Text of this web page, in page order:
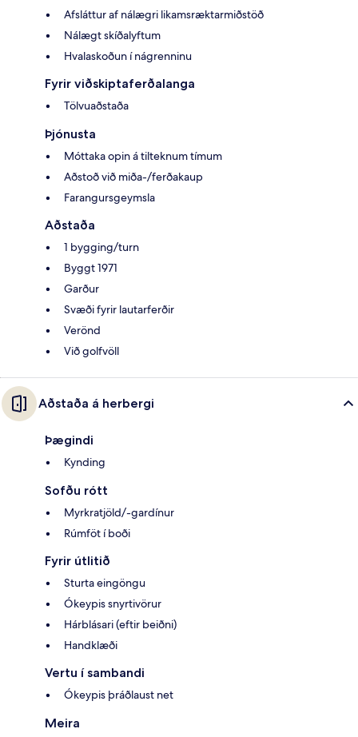
Afsláttur af nálægri likamsræktarmiðstöð
Nálægt skíðalyftum
Hvalaskoðun í nágrenninu
Fyrir viðskiptaferðalanga
Tölvuaðstaða
Þjónusta
Móttaka opin á tilteknum tímum
Aðstoð við miða-/ferðakaup
Farangursgeymsla
Aðstaða
1 bygging/turn
Byggt 1971
Garður
Svæði fyrir lautarferðir
Verönd
Við golfvöll
Aðstaða á herbergi
Þægindi
Kynding
Sofðu rótt
Myrkratjöld/-gardínur
Rúmföt í boði
Fyrir útlitið
Sturta eingöngu
Ókeypis snyrtivörur
Hárblásari (eftir beiðni)
Handklæði
Vertu í sambandi
Ókeypis þráðlaust net
Meira